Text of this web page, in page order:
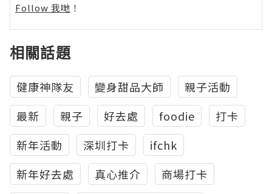
Follow 我哋 ！
相關話題
健康神隊友 變身甜品大師
親子活動
最新
親子 好去處 foodie
打卡
新年活動
深圳打卡
ifchk
新年好去處
真心推介
商場打卡